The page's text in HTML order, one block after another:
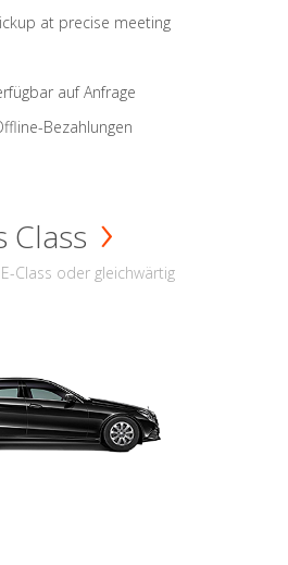
at precise meeting
auf Anfrage
Bezahlungen
Class
Class oder gleichwärtig